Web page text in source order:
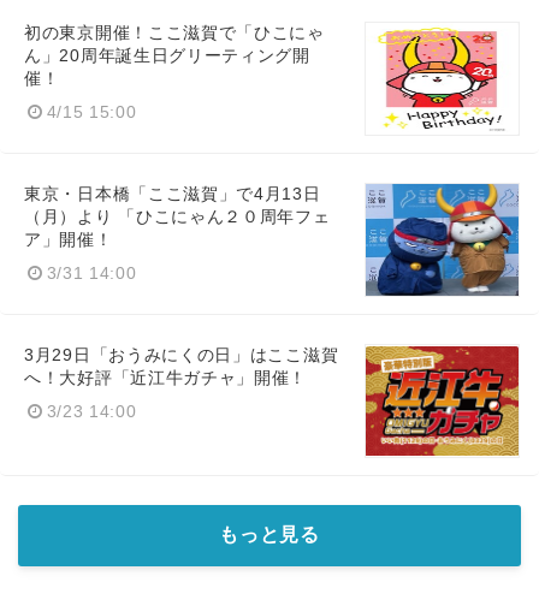
初の東京開催！ここ滋賀で「ひこにゃ
ん」20周年誕生日グリーティング開
催！
4/15 15:00
東京・日本橋「ここ滋賀」で4月13日
（月）より 「ひこにゃん２０周年フェ
ア」開催！
3/31 14:00
3月29日「おうみにくの日」はここ滋賀
へ！大好評「近江牛ガチャ」開催！
3/23 14:00
もっと見る